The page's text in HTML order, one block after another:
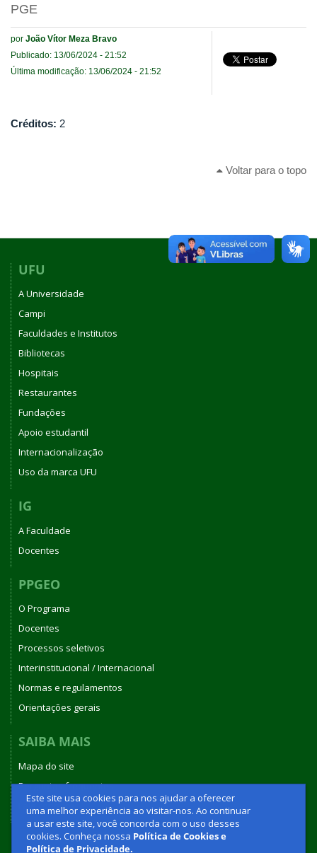
Este site usa cookies para nos ajudar a oferecer
uma melhor experiência ao visitar-nos. Ao continuar
a usar este site, você concorda com o uso desses
cookies. Conheça nossa Política de Cookies e
Política de Privacidade.
PGE
por João Vítor Meza Bravo
Publicado: 13/06/2024 - 21:52
Última modificação: 13/06/2024 - 21:52
Créditos: 2
Voltar para o topo
UFU
A Universidade
Campi
Faculdades e Institutos
Bibliotecas
Hospitais
Restaurantes
Fundações
Apoio estudantil
Internacionalização
Uso da marca UFU
IG
A Faculdade
Docentes
PPGEO
O Programa
Docentes
Processos seletivos
Interinstitucional / Internacional
Normas e regulamentos
Orientações gerais
SAIBA MAIS
Mapa do site
Perguntas frequentes
Fale conosco